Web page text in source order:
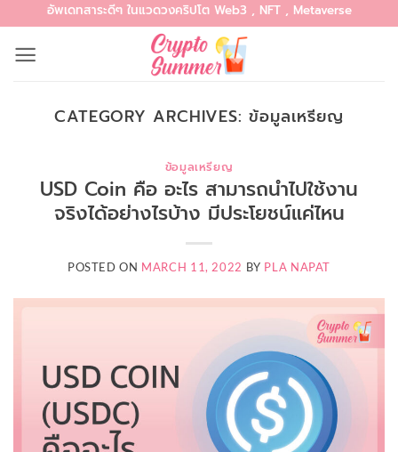
content
อัพเดทสาระดีๆ ในแวดวงคริปโต Web3 , NFT , Metaverse
CATEGORY ARCHIVES: ข้อมูลเหรียญ
ข้อมูลเหรียญ
USD Coin คือ อะไร สามารถนำไปใช้งาน
จริงได้อย่างไรบ้าง มีประโยชน์แค่ไหน
POSTED ON MARCH 11, 2022 BY PLA NAPAT